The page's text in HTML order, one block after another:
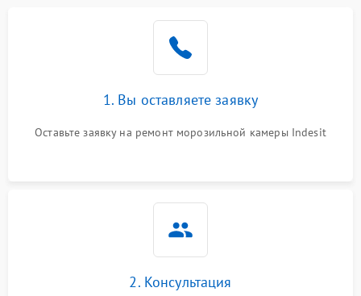
1. Вы оставляете заявку
Оставьте заявку на ремонт морозильной камеры Indesit
2. Консультация